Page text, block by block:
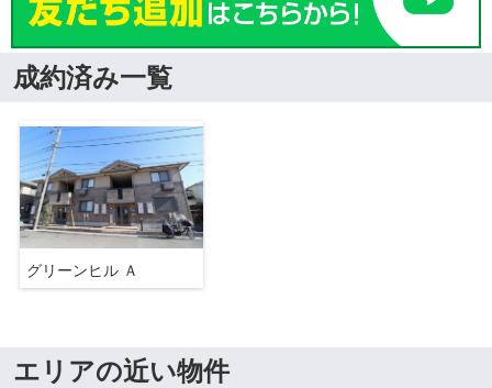
成約済み一覧
グリーンヒル Ａ
エリアの近い物件